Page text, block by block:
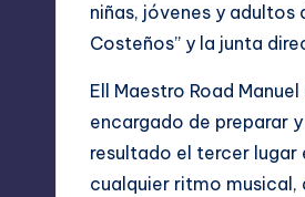
niñas, jóvenes y
Costeños” y la junta
Ell Maestro Road
encargado de preparar
resultado el tercer
cualquier ritmo musical,